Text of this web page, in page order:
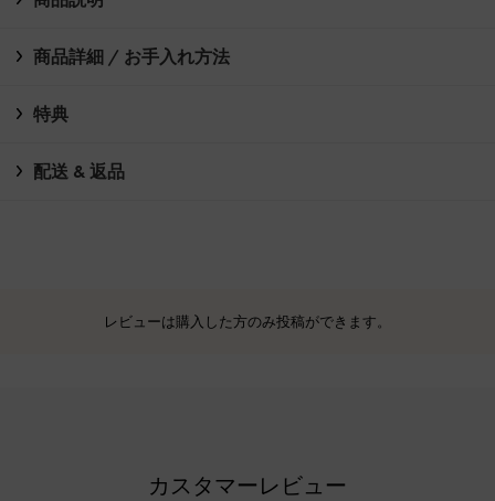
商品詳細 / お手入れ方法
特典
配送 & 返品
レビューは購入した方のみ投稿ができます。
カスタマーレビュー